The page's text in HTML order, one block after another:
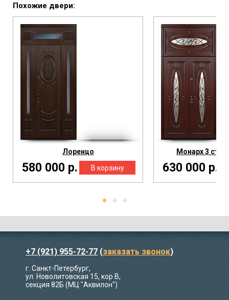
Похожие двери:
Лоренцо
580 000 р.
Монарх 3
630 000 р.
+7 (921) 955-72-77 (заказать звонок)
г. Санкт-Петербург,
ул. Новолитовская 15, кор В,
секция 82Б (МЦ "Аквилон")